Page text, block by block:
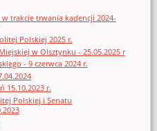
w trakcie trwania kadencji 2024-
Polskiej 2025 r.
w Olsztynku - 25.05.2025 r
- 9 czerwca 2024 r.
15.10.2023 r.
Polskiej i Senatu